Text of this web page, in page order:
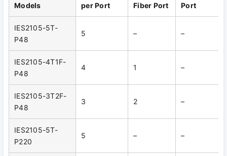
Models
per Port
Fiber Port
Port
IES2105-5T-
P48
5 – –
IES2105-4T1F-
P48
4 1 –
IES2105-3T2F-
P48
3 2 –
IES2105-5T-
P220
5 – –